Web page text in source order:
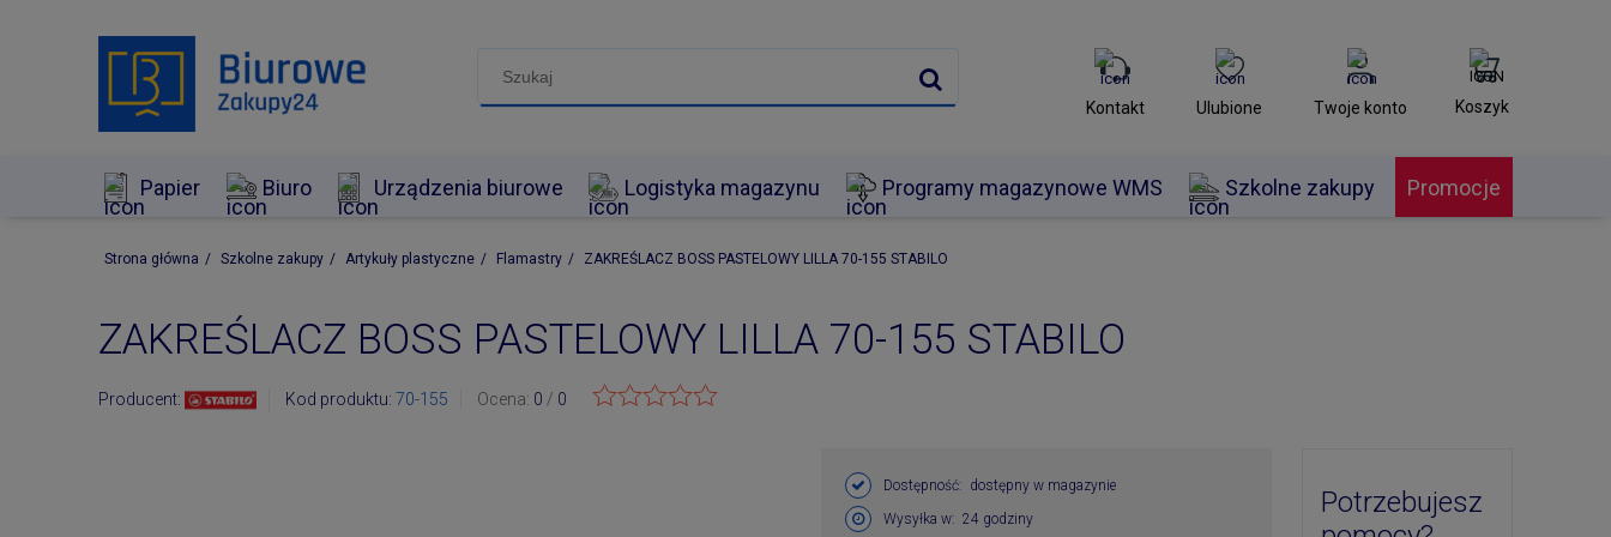
Koszyk
Kontakt Ulubione Twoje konto
Papier Biuro Urządzenia biurowe Logistyka magazynu Programy magazynowe WMS Szkolne zakupy Promocje
Strona główna / Szkolne zakupy / Artykuły plastyczne / Flamastry / ZAKREŚLACZ BOSS PASTELOWY LILLA 70-155 STABILO
ZAKREŚLACZ BOSS PASTELOWY LILLA 70-155 STABILO
Producent: Kod produktu: 70-155 Ocena: 0 / 0
Dostępność: dostępny w magazynie
Wysyłka w: 24 godziny
Potrzebujesz